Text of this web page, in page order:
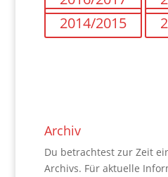
2014/2015
Archiv
Du betrachtest zur Zeit
Archivs. Für aktuelle